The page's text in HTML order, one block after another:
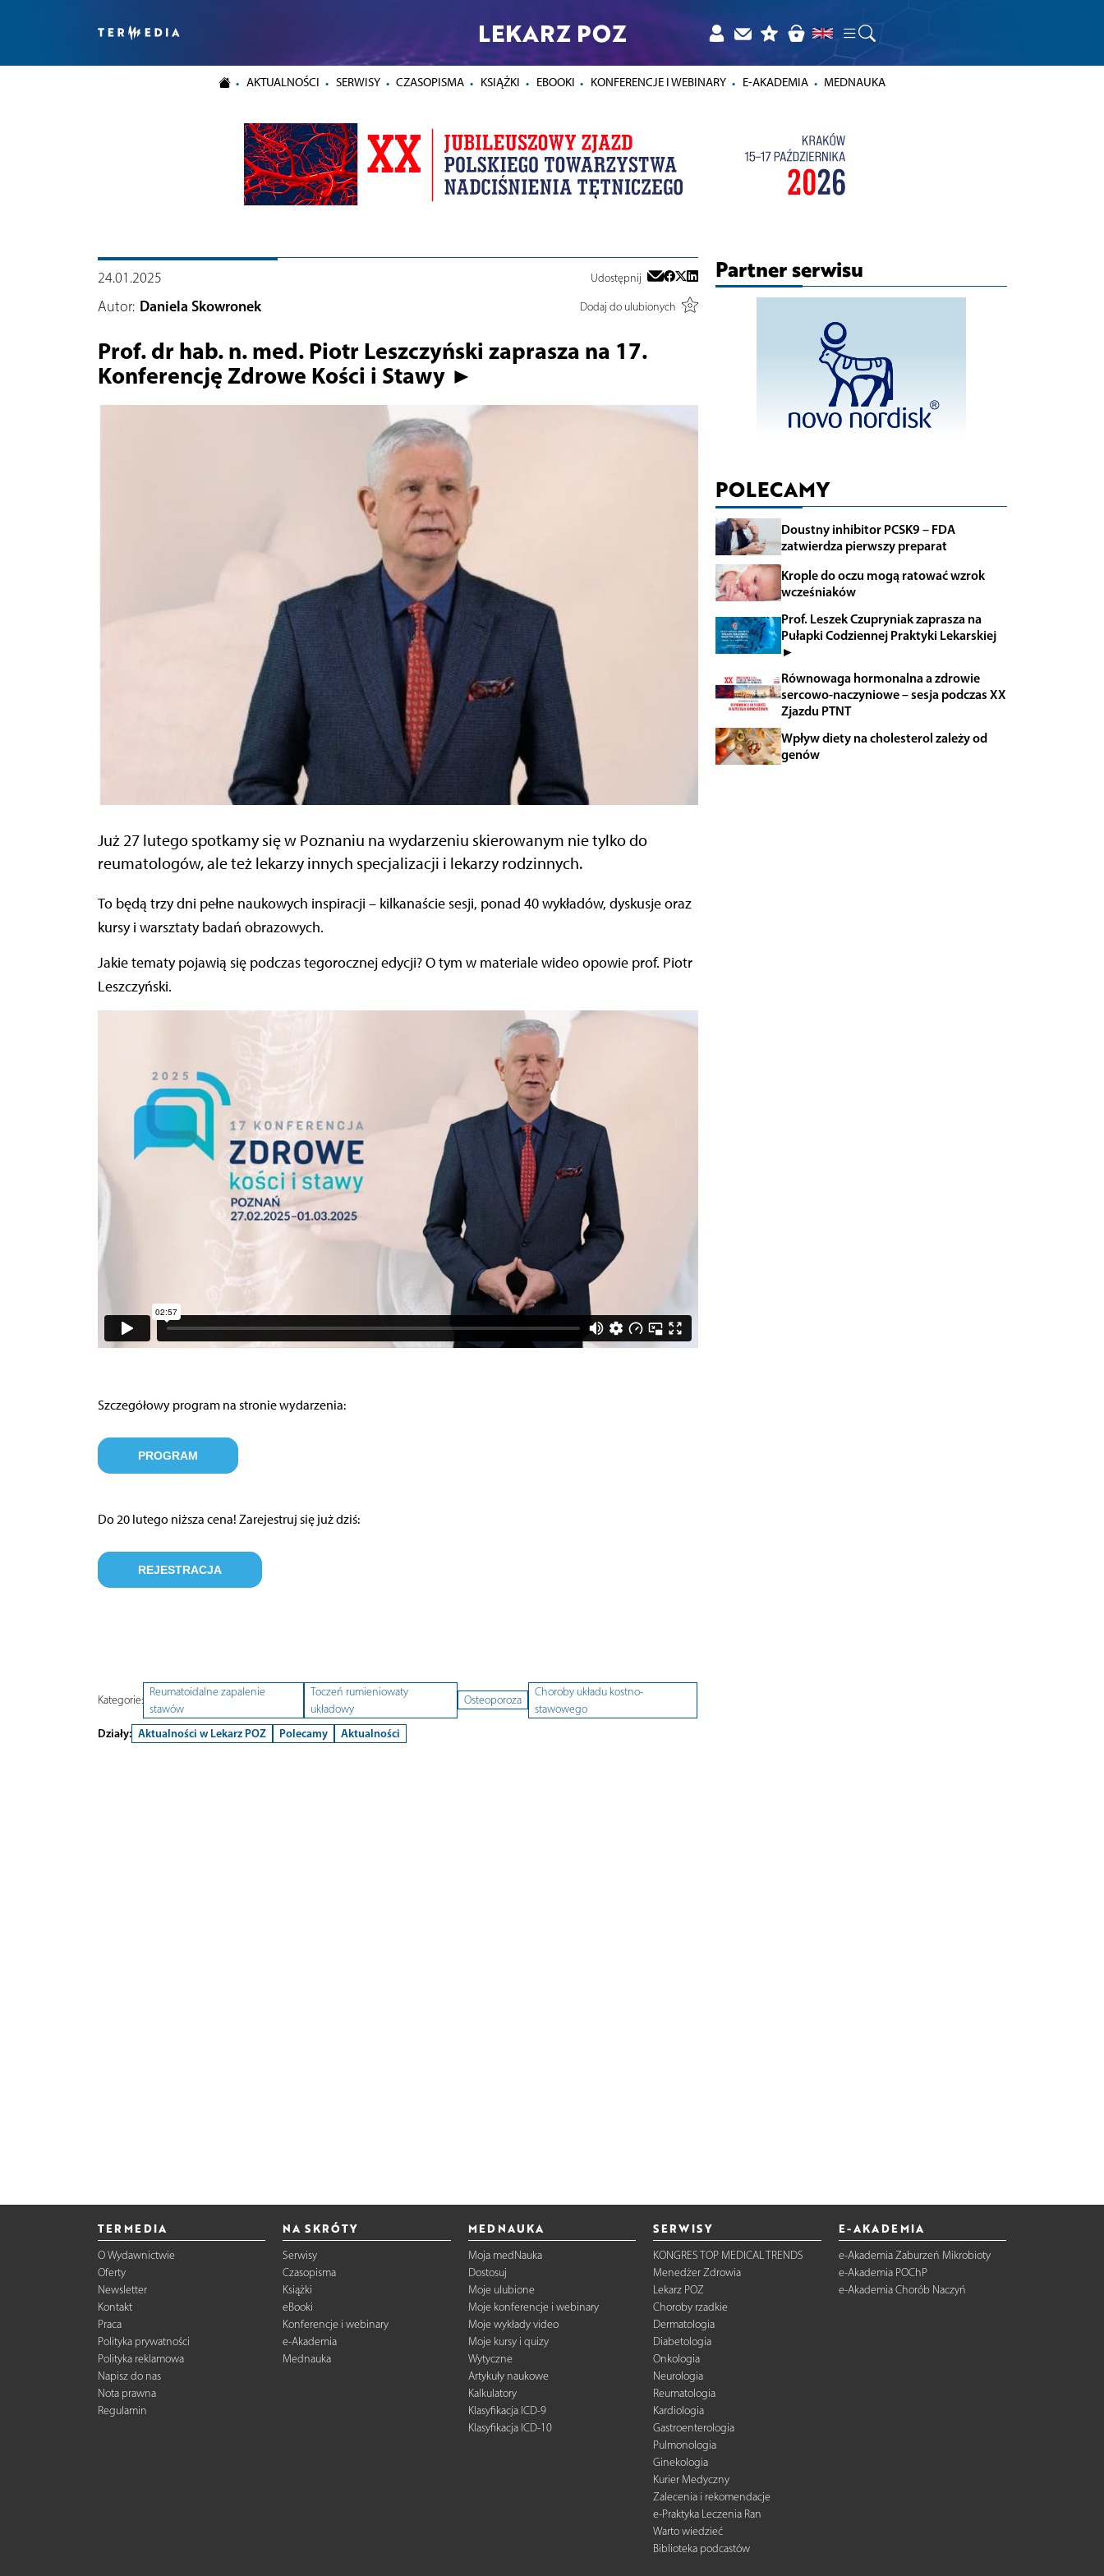
LEKARZ POZ
AKTUALNOŚCI SERWISY CZASOPISMA KSIĄŻKI EBOOKI KONFERENCJE I WEBINARY E-AKADEMIA MEDNAUKA
24.01.2025 Udostępnij
Autor: Daniela Skowronek Dodaj do ulubionych
Prof. dr hab. n. med. Piotr Leszczyński zaprasza na 17.
Konferencję Zdrowe Kości i Stawy ►
Już 27 lutego spotkamy się w Poznaniu na wydarzeniu skierowanym nie tylko do
reumatologów, ale też lekarzy innych specjalizacji i lekarzy rodzinnych.
To będą trzy dni pełne naukowych inspiracji – kilkanaście sesji, ponad 40 wykładów, dyskusje oraz
kursy i warsztaty badań obrazowych.
Jakie tematy pojawią się podczas tegorocznej edycji? O tym w materiale wideo opowie prof. Piotr
Leszczyński.
Szczegółowy program na stronie wydarzenia:
PROGRAM
Do 20 lutego niższa cena! Zarejestruj się już dziś:
REJESTRACJA
Kategorie:
Reumatoidalne zapalenie
stawów
Toczeń rumieniowaty
układowy
Osteoporoza
Choroby układu kostno-
stawowego
Działy: Aktualności w Lekarz POZ Polecamy Aktualności
Partner serwisu
POLECAMY
Doustny inhibitor PCSK9 – FDA
zatwierdza pierwszy preparat
Krople do oczu mogą ratować wzrok
wcześniaków
Prof. Leszek Czupryniak zaprasza na
Pułapki Codziennej Praktyki Lekarskiej
►
Równowaga hormonalna a zdrowie
sercowo-naczyniowe – sesja podczas XX
Zjazdu PTNT
Wpływ diety na cholesterol zależy od
genów
TERMEDIA
O Wydawnictwie
Oferty
Newsletter
Kontakt
Praca
Polityka prywatności
Polityka reklamowa
Napisz do nas
Nota prawna
Regulamin
NA SKRÓTY
Serwisy
Czasopisma
Książki
eBooki
Konferencje i webinary
e-Akademia
Mednauka
MEDNAUKA
Moja medNauka
Dostosuj
Moje ulubione
Moje konferencje i webinary
Moje wykłady video
Moje kursy i quizy
Wytyczne
Artykuły naukowe
Kalkulatory
Klasyfikacja ICD-9
Klasyfikacja ICD-10
SERWISY
KONGRES TOP MEDICAL TRENDS
Menedżer Zdrowia
Lekarz POZ
Choroby rzadkie
Dermatologia
Diabetologia
Onkologia
Neurologia
Reumatologia
Kardiologia
Gastroenterologia
Pulmonologia
Ginekologia
Kurier Medyczny
Zalecenia i rekomendacje
e-Praktyka Leczenia Ran
Warto wiedzieć
Biblioteka podcastów
E-AKADEMIA
e-Akademia Zaburzeń Mikrobioty
e-Akademia POChP
e-Akademia Chorób Naczyń